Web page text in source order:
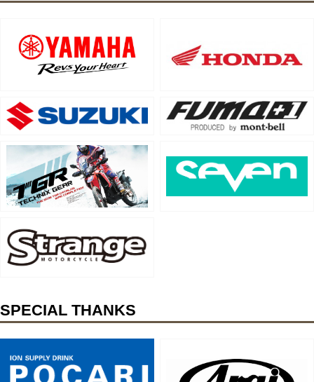
SPECIAL THANKS